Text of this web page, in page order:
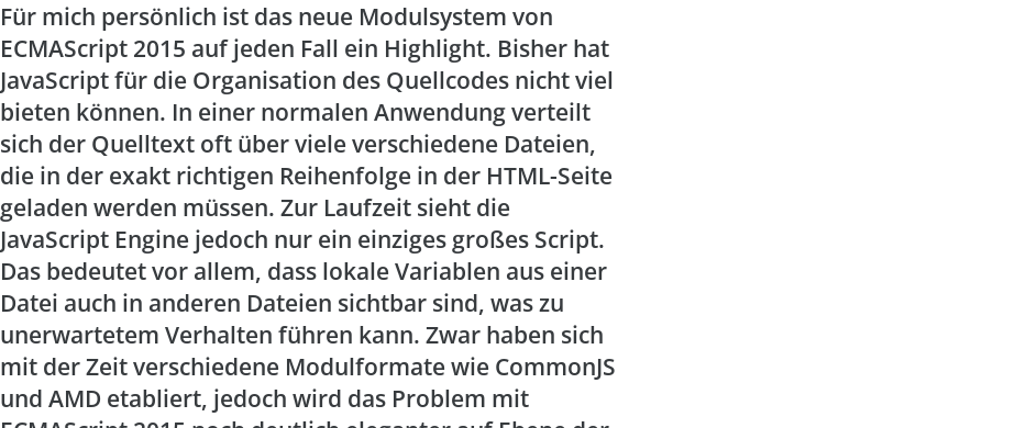
Für mich persönlich ist das neue Modulsystem von
ECMAScript 2015 auf jeden Fall ein Highlight. Bisher hat
JavaScript für die Organisation des Quellcodes nicht viel
bieten können. In einer normalen Anwendung verteilt
sich der Quelltext oft über viele verschiedene Dateien,
die in der exakt richtigen Reihenfolge in der HTML-Seite
geladen werden müssen. Zur Laufzeit sieht die
JavaScript Engine jedoch nur ein einziges großes Script.
Das bedeutet vor allem, dass lokale Variablen aus einer
Datei auch in anderen Dateien sichtbar sind, was zu
unerwartetem Verhalten führen kann. Zwar haben sich
mit der Zeit verschiedene Modulformate wie CommonJS
und AMD etabliert, jedoch wird das Problem mit